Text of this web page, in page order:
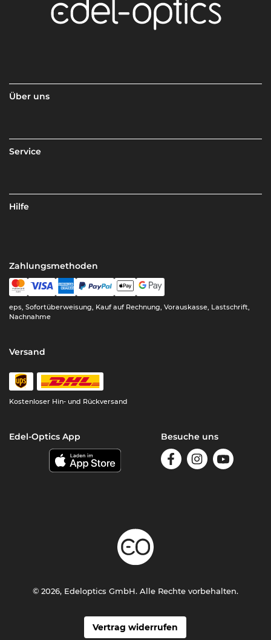
Über uns
Service
Hilfe
Zahlungsmethoden
eps, Sofortüberweisung, Kauf auf Rechnung, Vorauskasse, Lastschrift,
Nachnahme
Versand
Kostenloser Hin- und Rückversand
Edel-Optics App Besuche uns
Vertrag widerrufen
© 2026, Edeloptics GmbH. Alle Rechte vorbehalten.